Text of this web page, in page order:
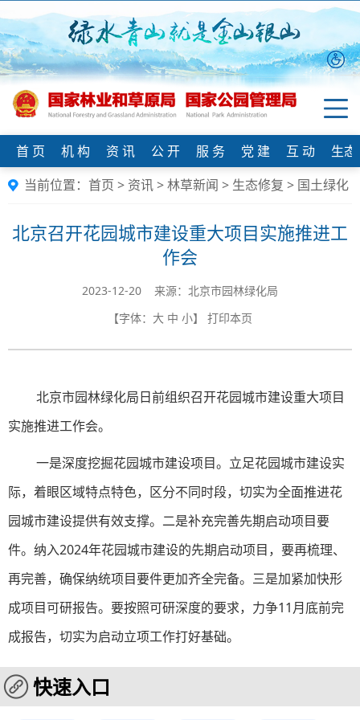
首 页 机 构 资 讯 公 开 服 务 党 建 互 动
生
当前位置： 首页 > 资讯>林草新闻 > 生态修复 > 国土绿化
北京召开花园城市建设重大项目实施推进工
作会
2023-12-20 来源：北京市园林绿化局
【字体： 大 中 小】 打印本页
北京市园林绿化局日前组织召开花园城市建设重大项目
实施推进工作会。
一是深度挖掘花园城市建设项目。立足花园城市建设实
际，着眼区域特点特色，区分不同时段，切实为全面推进花
园城市建设提供有效支撑。二是补充完善先期启动项目要
件。纳入2024年花园城市建设的先期启动项目，要再梳理、
再完善，确保纳统项目要件更加齐全完备。三是加紧加快形
成项目可研报告。要按照可研深度的要求，力争11月底前完
成报告，切实为启动立项工作打好基础。
快速入口